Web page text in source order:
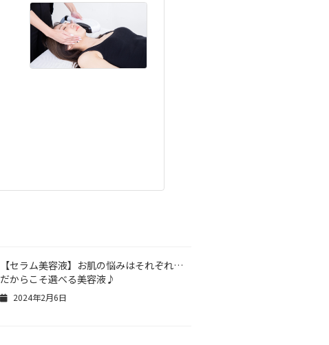
【セラム美容液】お肌の悩みはそれぞれ…
だからこそ選べる美容液♪
2024年2月6日